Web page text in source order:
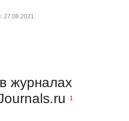
27.08.2021
журналах
1